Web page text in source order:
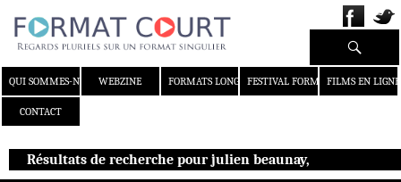
QUI SOMMES-NOUS ?WEBZINE FORMATS LONGS FESTIVAL FORMAT COURT
FILMS EN LIGNE
CONTACT
Recherche
Résultats de recherche pour julien beaunay,